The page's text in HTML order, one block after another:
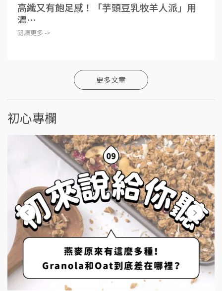
高纖又有飽足感！「芋頭豆乳牧羊人派」用
濃⋯
閱讀更多 ->
更多文章
初心專欄